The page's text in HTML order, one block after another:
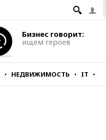
Бизнес говорит:
ищем героев
НЕДВИЖИМОСТЬ IT